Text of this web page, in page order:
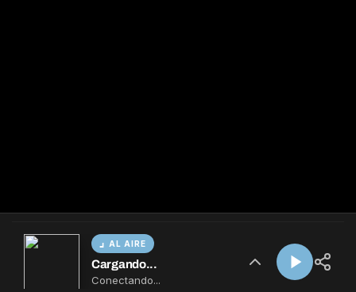
AL AIRE
Cargando...
Conectando...